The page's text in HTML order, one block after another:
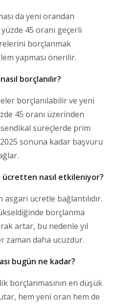
da yeni orandan
45 oranı geçerli
borçlanmak
yapması önerilir.
borçlanılır?
borçlanılabilir ve yeni
45 oranı üzerinden
süreçlerde prim
2025 sonuna kadar başvuru
ücretten nasıl etkileniyor?
ücretle bağlantılıdır.
borçlanma
artar, bu nedenle yıl
zaman daha ucuzdur.
bugün ne kadar?
borçlanmasının en düşük
hem yeni oran hem de